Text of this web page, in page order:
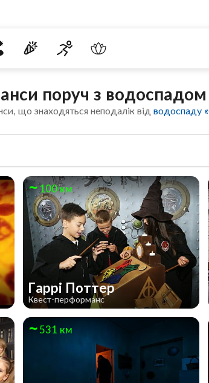
поруч з водоспадом
що знаходяться неподалік відводоспаду
100 км
Гаррі Поттер
Квест-перформанс
531 км